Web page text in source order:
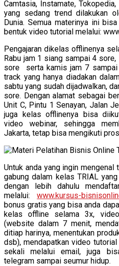
Camtasia, Instamate,
yang sedang trend dilakukan
Dunia. Semua materinya ini
bentuk video tutorial melalui:
Pengajaran dikelas offlinenya
Rabu jam 1 siang sampai 4
sore serta kamis jam 7
track yang hanya diadakan
sabtu yang sudah dijadwalkan,
sore. Dengan alamat sebagai
Unit C, Pintu 1 Senayan, Jalan
juga kelas offlinenya bisa
video webinar, sehingga
Jakarta, tetap bisa mengikuti
Untuk anda yang ingin mengenal
gabung dalam kelas TRIAL
dengan lebih dahulu
melalui:www.kursus-
bonus gratis yang bisa anda
kelas offline selama 3x,
(website dalam 7 menit,
ditiap harinya, menentukan
dsb), mendapatkan video
sekali melalui email, juga
telegram sampai seumur hidup.